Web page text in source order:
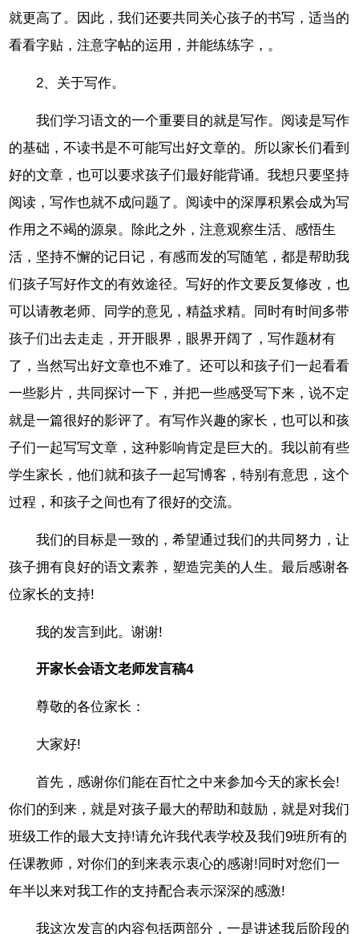
就更高了。因此，我们还要共同关心孩子的书写，适当的
看看字贴，注意字帖的运用，并能练练字，。
2、关于写作。
我们学习语文的一个重要目的就是写作。阅读是写作
的基础，不读书是不可能写出好文章的。所以家长们看到
好的文章，也可以要求孩子们最好能背诵。我想只要坚持
阅读，写作也就不成问题了。阅读中的深厚积累会成为写
作用之不竭的源泉。除此之外，注意观察生活、感悟生
活，坚持不懈的记日记，有感而发的写随笔，都是帮助我
们孩子写好作文的有效途径。写好的作文要反复修改，也
可以请教老师、同学的意见，精益求精。同时有时间多带
孩子们出去走走，开开眼界，眼界开阔了，写作题材有
了，当然写出好文章也不难了。还可以和孩子们一起看看
一些影片，共同探讨一下，并把一些感受写下来，说不定
就是一篇很好的影评了。有写作兴趣的家长，也可以和孩
子们一起写写文章，这种影响肯定是巨大的。我以前有些
学生家长，他们就和孩子一起写博客，特别有意思，这个
过程，和孩子之间也有了很好的交流。
我们的目标是一致的，希望通过我们的共同努力，让
孩子拥有良好的语文素养，塑造完美的人生。最后感谢各
位家长的支持!
我的发言到此。谢谢!
开家长会语文老师发言稿4
尊敬的各位家长：
大家好!
首先，感谢你们能在百忙之中来参加今天的家长会!
你们的到来，就是对孩子最大的帮助和鼓励，就是对我们
班级工作的最大支持!请允许我代表学校及我们9班所有的
任课教师，对你们的到来表示衷心的感谢!同时对您们一
年半以来对我工作的支持配合表示深深的感激!
我这次发言的内容包括两部分，一是讲述我后阶段的